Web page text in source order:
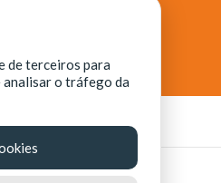
- Fundação de Ciência,
de terceiros para
o tráfego da